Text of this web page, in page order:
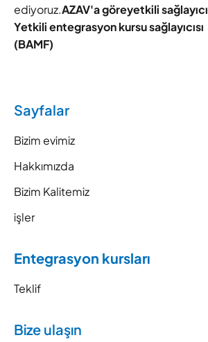
ediyoruz.AZAV'a göreyetkili sağlayıcı
Yetkili entegrasyon kursu sağlayıcısı
(BAMF)
Sayfalar
Bizim evimiz
Hakkımızda
Bizim Kalitemiz
işler
Entegrasyon kursları
Teklif
Bize ulaşın